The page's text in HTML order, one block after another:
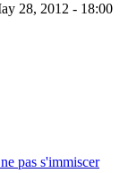
28, 2012 - 18:00
pas s'immiscer